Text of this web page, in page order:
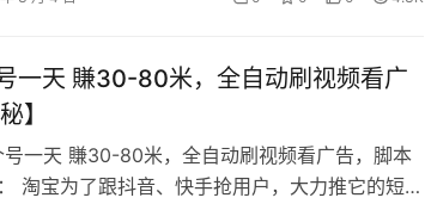
一天 賺30-80米，全自动刷视频看广
】
一天 賺30-80米，全自动刷视频看广告，脚本
淘宝为了跟抖音、快手抢用户，大力推它的短视